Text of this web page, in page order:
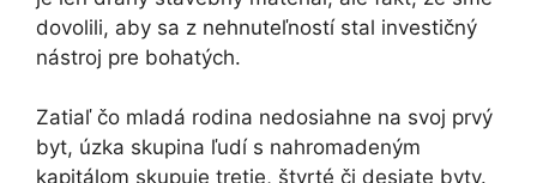
dovolili, aby sa z nehnuteľností stal investičný
nástroj pre bohatých.
Zatiaľ čo mladá rodina nedosiahne na svoj prvý
byt, úzka skupina ľudí s nahromadeným
kapitálom skupuje tretie, štvrté či desiate byty.